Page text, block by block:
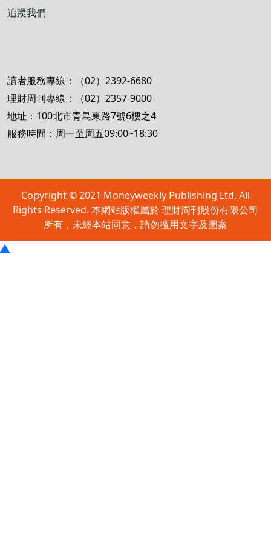
追蹤我們
讀者服務專線：（02）2392-6680
理財周刊專線：（02）2357-9000
地址：100北市青島東路7號6樓之4
服務時間：周一至周五09:00~18:30
Copyright © 2021 Moneyweekly Publishing Ltd. All
Rights Reserved. 本網站版權屬於 理財周刊股份有限公司
所有，未經本站同意，請勿擅用文字及圖案
▲